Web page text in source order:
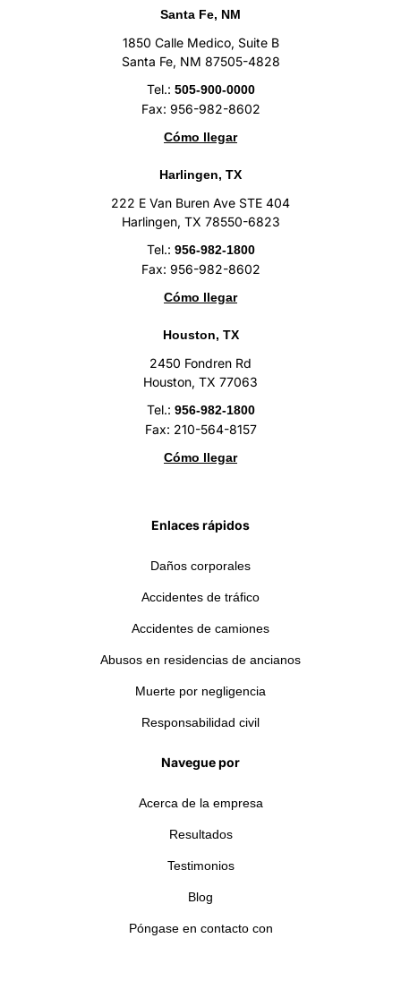
Santa Fe, NM
1850 Calle Medico, Suite B
Santa Fe, NM 87505-4828
Tel.: 505-900-0000
Fax: 956-982-8602
Cómo llegar
Harlingen, TX
222 E Van Buren Ave STE 404
Harlingen, TX 78550-6823
Tel.: 956-982-1800
Fax: 956-982-8602
Cómo llegar
Houston, TX
2450 Fondren Rd
Houston, TX 77063
Tel.: 956-982-1800
Fax: 210-564-8157
Cómo llegar
Enlaces rápidos
Daños corporales
Accidentes de tráfico
Accidentes de camiones
Abusos en residencias de ancianos
Muerte por negligencia
Responsabilidad civil
Navegue por
Acerca de la empresa
Resultados
Testimonios
Blog
Póngase en contacto con